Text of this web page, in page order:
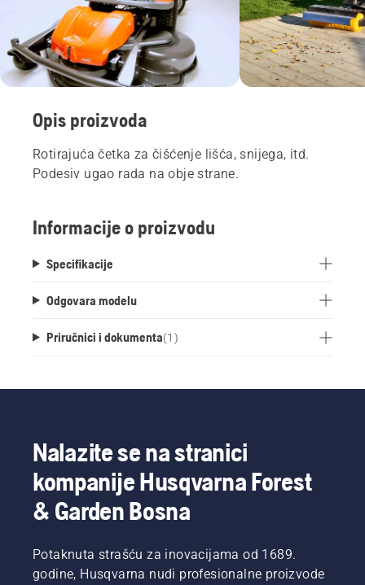
Opis proizvoda
Rotirajuća četka za čišćenje lišća, snijega, itd.
Podesiv ugao rada na obje strane.
Informacije o proizvodu
Specifikacije
Odgovara modelu
Priručnici i dokumenta(1 )
Nalazite se na stranici
kompanije Husqvarna Forest
& Garden Bosna
Potaknuta strašću za inovacijama od 1689.
godine, Husqvarna nudi profesionalne proizvode